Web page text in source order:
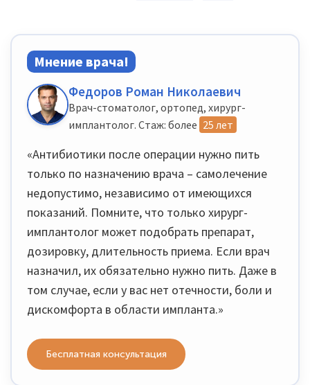
Мнение врача!
Федоров Роман Николаевич
Врач-стоматолог, ортопед, хирург-
имплантолог. Стаж: более 25 лет
«Антибиотики после операции нужно пить
только по назначению врача – самолечение
недопустимо, независимо от имеющихся
показаний. Помните, что только хирург-
имплантолог может подобрать препарат,
дозировку, длительность приема. Если врач
назначил, их обязательно нужно пить. Даже в
том случае, если у вас нет отечности, боли и
дискомфорта в области импланта.»
Бесплатная консультация